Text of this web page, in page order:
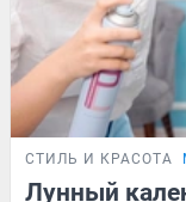
СТИЛЬ И КРАСОТА
Лунный